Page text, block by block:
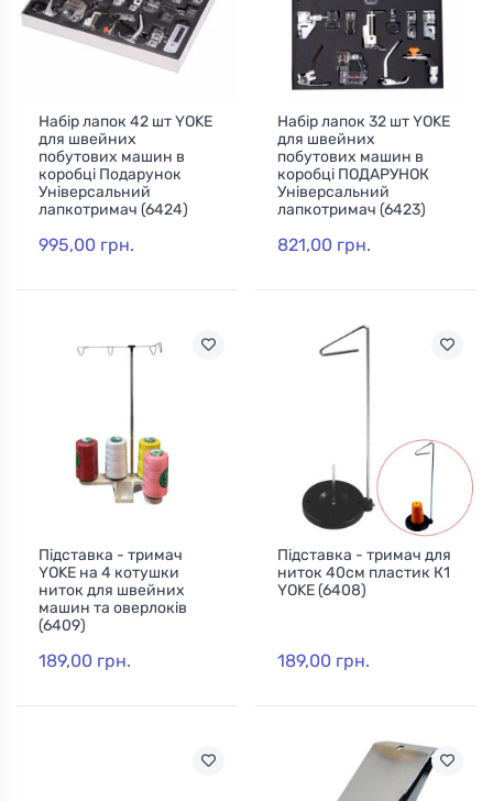
Набір лапок 42 шт YOKE
для швейних
побутових машин в
коробці Подарунок
Універсальний
лапкотримач (6424)
995,00 грн.
Набір лапок 32 шт YOKE
для швейних
побутових машин в
коробці ПОДАРУНОК
Універсальний
лапкотримач (6423)
821,00 грн.
Підставка - тримач
YOKE на 4 котушки
ниток для швейних
машин та оверлоків
(6409)
189,00 грн.
Підставка - тримач для
ниток 40см пластик К1
YOKE (6408)
189,00 грн.